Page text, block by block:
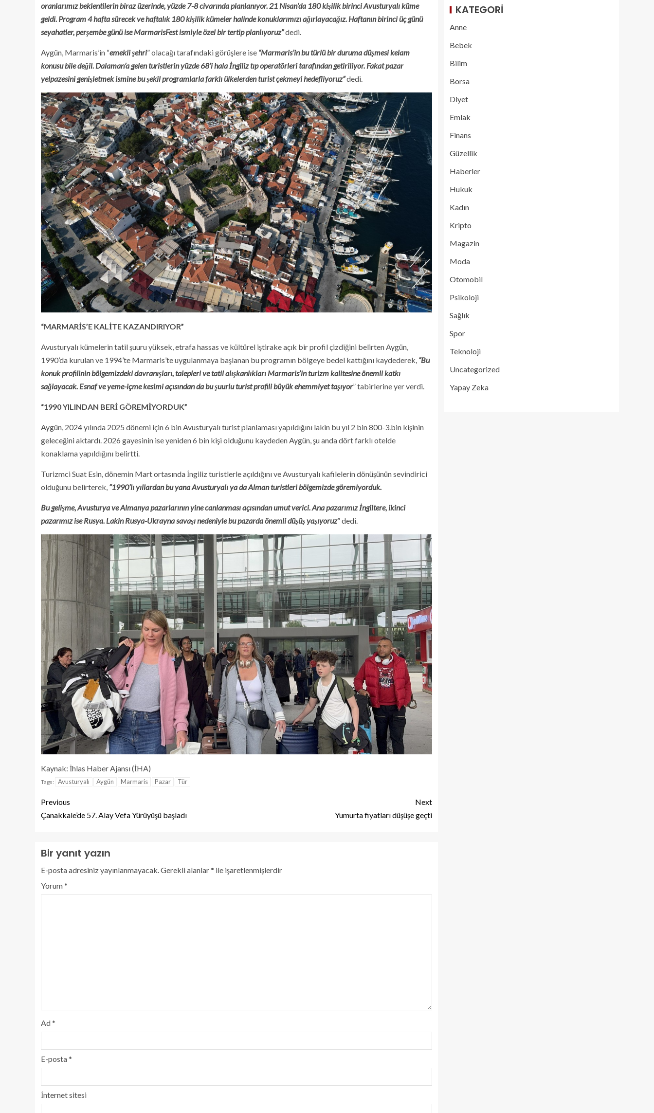
oranlarımız beklentilerin biraz üzerinde, yüzde 7-8 civarında planlanıyor. 21 Nisan’da 180 kişilik birinci Avusturyalı küme
geldi. Program 4 hafta sürecek ve haftalık 180 kişilik kümeler halinde konuklarımızı ağırlayacağız. Haftanın birinci üç günü
seyahatler, perşembe günü ise MarmarisFest ismiyle özel bir tertip planlıyoruz”dedi.
Aygün, Marmaris’in “emekli şehri” olacağı tarafındaki görüşlere ise “Marmaris’in bu türlü bir duruma düşmesi kelam
konusu bile değil. Dalaman’a gelen turistlerin yüzde 68’i hala İngiliz tıp operatörleri tarafından getiriliyor. Fakat pazar
yelpazesini genişletmek ismine bu şekil programlarla farklı ülkelerden turist çekmeyi hedefliyoruz”dedi.
“MARMARİS’E KALİTE KAZANDIRIYOR”
Avusturyalı kümelerin tatil şuuru yüksek, etrafa hassas ve kültürel iştirake açık bir profil çizdiğini belirten Aygün,
1990’da kurulan ve 1994’te Marmaris’te uygulanmaya başlanan bu programın bölgeye bedel kattığını kaydederek, “Bu
konuk profilinin bölgemizdeki davranışları, talepleri ve tatil alışkanlıkları Marmaris’in turizm kalitesine önemli katkı
sağlayacak. Esnaf ve yeme-içme kesimi açısından da bu şuurlu turist profili büyük ehemmiyet taşıyor” tabirlerine yer verdi.
“1990 YILINDAN BERİ GÖREMİYORDUK”
Aygün, 2024 yılında 2025 dönemi için 6 bin Avusturyalı turist planlaması yapıldığını lakin bu yıl 2 bin 800-3.bin kişinin
geleceğini aktardı. 2026 gayesinin ise yeniden 6 bin kişi olduğunu kaydeden Aygün, şu anda dört farklı otelde
konaklama yapıldığını belirtti.
Turizmci Suat Esin, dönemin Mart ortasında İngiliz turistlerle açıldığını ve Avusturyalı kafilelerin dönüşünün sevindirici
olduğunu belirterek, “1990’lı yıllardan bu yana Avusturyalı ya da Alman turistleri bölgemizde göremiyorduk.
Bu gelişme, Avusturya ve Almanya pazarlarının yine canlanması açısından umut verici. Ana pazarımız İngiltere, ikinci
pazarımız ise Rusya. Lakin Rusya-Ukrayna savaşı nedeniyle bu pazarda önemli düşüş yaşıyoruz” dedi.
Kaynak: İhlas Haber Ajansı (İHA)
Tags: Avusturyalı Aygün Marmaris Pazar Tür
Previous
Çanakkale’de 57. Alay Vefa Yürüyüşü başladı
Next
Yumurta fiyatları düşüşe geçti
Bir yanıt yazın
E-posta adresiniz yayınlanmayacak.Gerekli alanlar* ile işaretlenmişlerdir
Yorum*
Ad*
E-posta*
İnternet sitesi
KATEGORI
Anne
Bebek
Bilim
Borsa
Diyet
Emlak
Finans
Güzellik
Haberler
Hukuk
Kadın
Kripto
Magazin
Moda
Otomobil
Psikoloji
Sağlık
Spor
Teknoloji
Uncategorized
Yapay Zeka